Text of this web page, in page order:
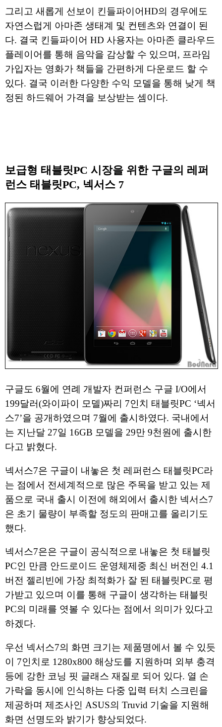
그리고 새롭게 선보이 킨들파이어HD의 경우에도
자연스럽게 아마존 생태계 및 컨텐츠와 연결이 된
다. 결국 킨들파이어 HD 사용자는 아마존 클라우드
플레이어를 통해 음악을 감상할 수 있으며, 프라임
가입자는 영화가 책들을 간편하게 다운로드 할 수
있다. 결국 이러한 다양한 수익 모델을 통해 낮게 책
정된 하드웨어 가격을 보상받는 셈이다.
보급형 태블릿PC 시장을 위한 구글의 레퍼
런스 태블릿PC, 넥서스 7
구글도 6월에 연례 개발자 컨퍼런스 구글 I/O에서
199달러(와이파이 모델)짜리 7인치 태블릿PC ‘넥서
스7’을 공개하였으며 7월에 출시하였다. 국내에서
는 지난달 27일 16GB 모델을 29만 9천원에 출시한
다고 밝혔다.
넥서스7은 구글이 내놓은 첫 레퍼런스 태블릿PC라
는 점에서 전세계적으로 많은 주목을 받고 있는 제
품으로 국내 출시 이전에 해외에서 출시한 넥서스7
은 초기 물량이 부족할 정도의 판매고를 올리기도
했다.
넥서스7은은 구글이 공식적으로 내놓은 첫 태블릿
PC인 만큼 안드로이드 운영체제중 최신 버전인 4.1
버전 젤리빈에 가장 최적화가 잘 된 태블릿PC로 평
가받고 있으며 이를 통해 구글이 생각하는 태블릿
PC의 미래를 엿볼 수 있다는 점에서 의미가 있다고
하겠다.
우선 넥서스7의 화면 크기는 제품명에서 볼 수 있듯
이 7인치로 1280x800 해상도를 지원하며 외부 충격
등에 강한 코닝 핏 글래스 재질로 되어 있다. 열 손
가락을 동시에 인식하는 다중 입력 터치 스크린을
제공하며 제조사인 ASUS의 Truvid 기술을 지원해
화면 선명도와 밝기가 향상되었다.